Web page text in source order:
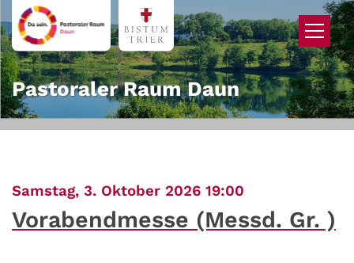
Zum Inhalt springen
Pastoraler Raum Daun
Samstag, 3. Oktober 2026 19:00
Vorabendmesse (Messd. Gr. )